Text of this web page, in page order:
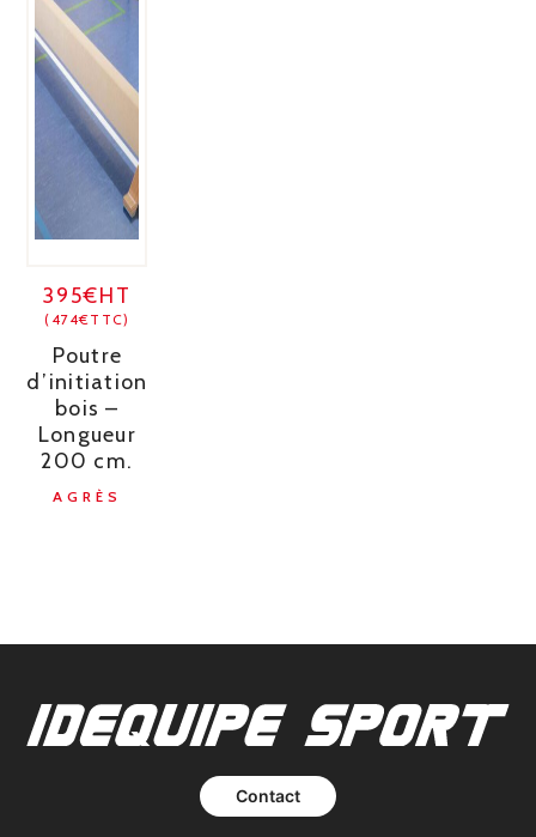
395€HT
(474€TTC)
Poutre
d’initiation
bois –
Longueur
200 cm.
AGRÈS
Contact